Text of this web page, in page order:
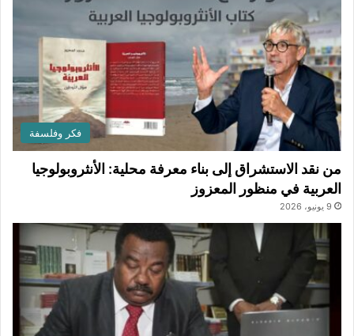
فكر وفلسفة
من نقد الاستشراق إلى بناء معرفة محلية: الأنثروبولوجيا
العربية في منظور المعزوز
9 يونيو، 2026